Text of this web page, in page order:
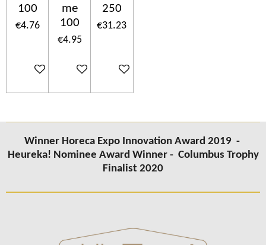
100
€4.76
Add to cart
me
100
€4.95
Add to cart
250
€31.23
Add to cart
Winner Horeca Expo Innovation Award 2019 -
Heureka! Nominee Award Winner - Columbus Trophy
Finalist 2020